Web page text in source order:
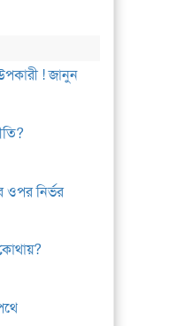
! জানুন
ওপর নির্ভর